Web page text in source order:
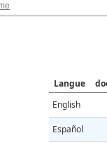
Langue
English
Español